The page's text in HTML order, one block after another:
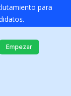
para
Empezar